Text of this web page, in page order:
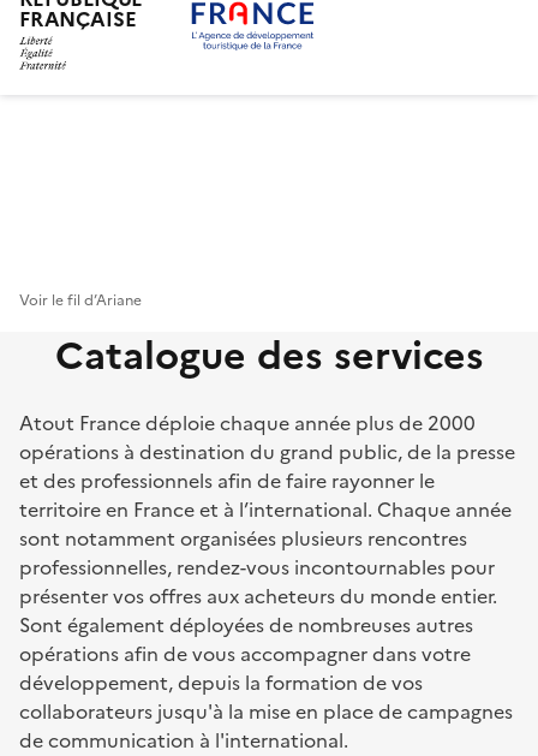
FRANÇAISE
Voir le fil d’Ariane
Catalogue des services
Atout France déploie chaque année plus de 2000
opérations à destination du grand public, de la presse
et des professionnels afin de faire rayonner le
territoire en France et à l’international. Chaque année
sont notamment organisées plusieurs rencontres
professionnelles, rendez-vous incontournables pour
présenter vos offres aux acheteurs du monde entier.
Sont également déployées de nombreuses autres
opérations afin de vous accompagner dans votre
développement, depuis la formation de vos
collaborateurs jusqu'à la mise en place de campagnes
de communication à l'international.